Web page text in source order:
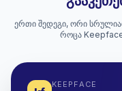
ერთი შედეგი, ორი
როცა Keepface
KEEPFACE